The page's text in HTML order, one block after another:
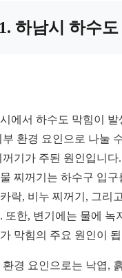
하남시 하수
에서 하수도 막힘이
부 환경 요인으로 나눌
꺼기가 주된 원인입니
찌꺼기는 하수구 입
락, 비누 찌꺼기, 그리
또한, 변기에는 물에 녹
막힘의 주요 원인이
환경 요인으로는 낙엽,